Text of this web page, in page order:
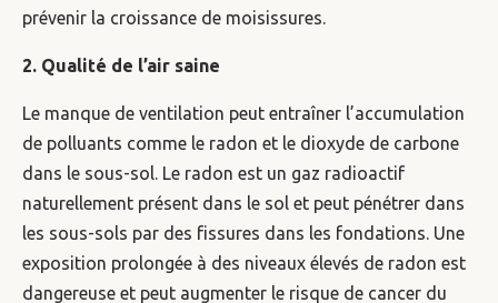
prévenir la croissance de moisissures.
2. Qualité de l’air saine
Le manque de ventilation peut entraîner l’accumulation
de polluants comme le radon et le dioxyde de carbone
dans le sous-sol. Le radon est un gaz radioactif
naturellement présent dans le sol et peut pénétrer dans
les sous-sols par des fissures dans les fondations. Une
exposition prolongée à des niveaux élevés de radon est
dangereuse et peut augmenter le risque de cancer du